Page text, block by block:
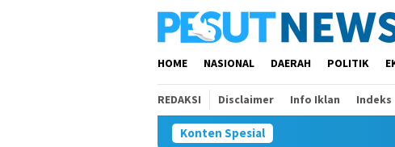
HOME NASIONAL DAERAH POLITIK
REDAKSI Disclaimer Info Iklan Indeks
Konten Spesial